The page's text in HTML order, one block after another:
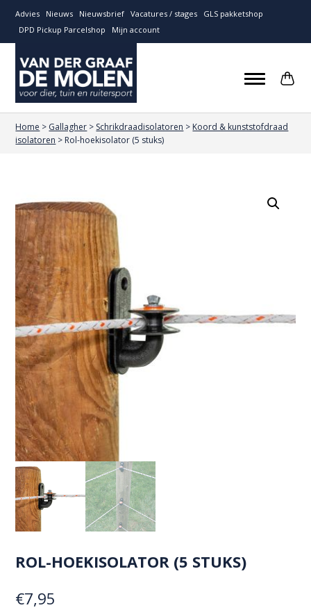
Advies Nieuws Nieuwsbrief Vacatures / stages
GLS pakketshop
DPD Pickup Parcelshop
Mijn account
Home > Gallagher > Schrikdraadisolatoren > Koord & kunststofdraad
isolatoren > Rol-hoekisolator (5 stuks)
ROL-HOEKISOLATOR (5 STUKS)
€7,95